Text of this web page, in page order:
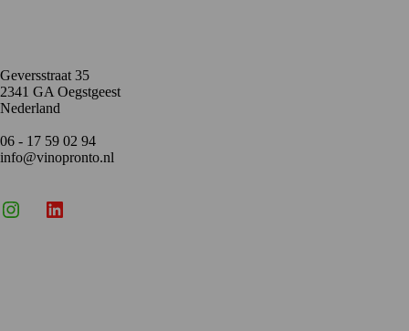
Geversstraat 35
2341 GA Oegstgeest
Nederland
06 - 17 59 02 94
info@vinopronto.nl
InstagramLinkedIn